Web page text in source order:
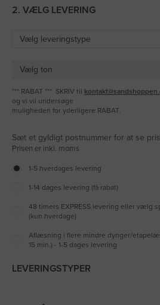
2. VÆLG LEVERING
*** RABAT *** SKRIV til
og vi vil undersøge
muligheden for yderligere RABAT.
Sæt et gyldigt postnummer for at se
1-5 hverdages levering
1-14 dages levering (få rabat)
48 timers EXPRESS levering eller vælg
(kun hverdage)
Aflæsning i flere mindre dynger/
15 min.) - 1-5 dages levering
LEVERINGSTYPER